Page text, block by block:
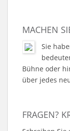
MACHEN
Sie
Bühne oder
über jedes
FRAGEN?